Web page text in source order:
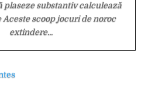
plaseze substantiv calculează
scoop jocuri de noroc
extindere...